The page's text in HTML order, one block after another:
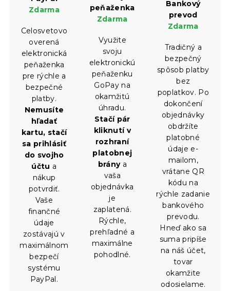
Zdarma
Celosvetovo
overená
elektronická
peňaženka
pre rýchle a
bezpečné
platby.
Nemusíte
hľadať
kartu, stačí
sa prihlásiť
do svojho
účtu a
nákup
potvrdiť.
Vaše
finančné
údaje
zostávajú v
maximálnom
bezpečí
systému
PayPal.
peňaženka
Zdarma
Využite
svoju
elektronickú
peňaženku
GoPay na
okamžitú
úhradu.
Stačí pár
kliknutí v
rozhraní
platobnej
bránya
vaša
objednávka
je
zaplatená.
Rýchle,
prehľadné a
maximálne
pohodlné.
Bankový
prevod
Zdarma
Tradičný a
bezpečný
spôsob platby
bez
poplatkov. Po
dokončení
objednávky
obdržíte
platobné
údaje e-
mailom,
vrátane QR
kódu na
rýchle zadanie
bankového
prevodu.
Hneď ako sa
suma pripíše
na náš účet,
tovar
okamžite
odosielame.